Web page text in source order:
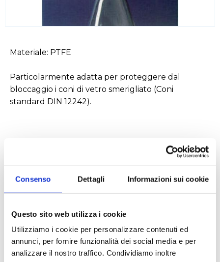
Consenso Dettagli Informazioni sui cookie
Questo sito web utilizza i cookie
Utilizziamo i cookie per personalizzare contenuti ed
annunci, per fornire funzionalità dei social media e per
analizzare il nostro traffico. Condividiamo inoltre
Materiale: PTFE
Particolarmente adatta per proteggere dal
bloccaggio i coni di vetro smerigliato (Coni
standard DIN 12242).
Erboristico e fitoterapico Farmaceutico